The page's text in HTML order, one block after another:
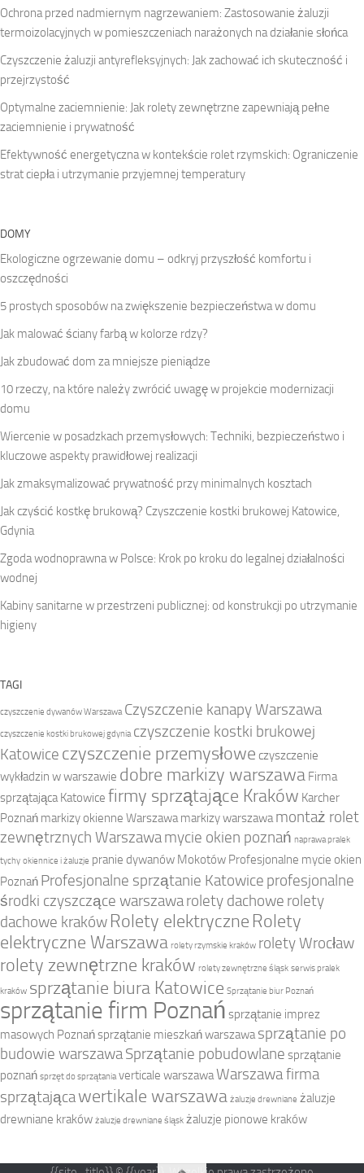
Ochrona przed nadmiernym nagrzewaniem: Zastosowanie żaluzji
termoizolacyjnych w pomieszczeniach narażonych na działanie słońca
Czyszczenie żaluzji antyrefleksyjnych: Jak zachować ich skuteczność i
przejrzystość
Optymalne zaciemnienie: Jak rolety zewnętrzne zapewniają pełne
zaciemnienie i prywatność
Efektywność energetyczna w kontekście rolet rzymskich: Ograniczenie
strat ciepła i utrzymanie przyjemnej temperatury
DOMY
Ekologiczne ogrzewanie domu – odkryj przyszłość komfortu i
oszczędności
5 prostych sposobów na zwiększenie bezpieczeństwa w domu
Jak malować ściany farbą w kolorze rdzy?
Jak zbudować dom za mniejsze pieniądze
10 rzeczy, na które należy zwrócić uwagę w projekcie modernizacji
domu
Wiercenie w posadzkach przemysłowych: Techniki, bezpieczeństwo i
kluczowe aspekty prawidłowej realizacji
Jak zmaksymalizować prywatność przy minimalnych kosztach
Jak czyścić kostkę brukową? Czyszczenie kostki brukowej Katowice,
Gdynia
Zgoda wodnoprawna w Polsce: Krok po kroku do legalnej działalności
wodnej
Kabiny sanitarne w przestrzeni publicznej: od konstrukcji po utrzymanie
higieny
TAGI
czyszczenie dywanów Warszawa Czyszczenie kanapy Warszawa
czyszczenie kostki brukowej gdynia czyszczenie kostki brukowej
Katowice czyszczenie przemysłowe czyszczenie
wykładzin w warszawie dobre markizy warszawa Firma
sprzątająca Katowice firmy sprzątające Kraków Karcher
Poznań markizy okienne Warszawa markizy warszawa montaż rolet
zewnętrznych Warszawamycie okien poznań naprawa pralek
tychy okiennice i żaluzje pranie dywanów Mokotów Profesjonalne mycie okien
Poznań Profesjonalne sprzątanie Katowice profesjonalne
środki czyszczące warszawarolety dachowe rolety
dachowe kraków Rolety elektryczne Rolety
elektryczne Warszawa rolety rzymskie kraków rolety Wrocław
rolety zewnętrzne kraków rolety zewnętrzne śląsk serwis pralek
kraków sprzątanie biura Katowice Sprzątanie biur Poznań
sprzątanie firm Poznań sprzątanie imprez
masowych Poznańsprzątanie mieszkań warszawa sprzątanie po
budowie warszawaSprzątanie pobudowlane sprzątanie
poznań sprzęt do sprzątania verticale warszawaWarszawa firma
sprzątającawertikale warszawa żaluzje drewniane żaluzje
drewniane kraków żaluzje drewniane śląsk żaluzje pionowe kraków